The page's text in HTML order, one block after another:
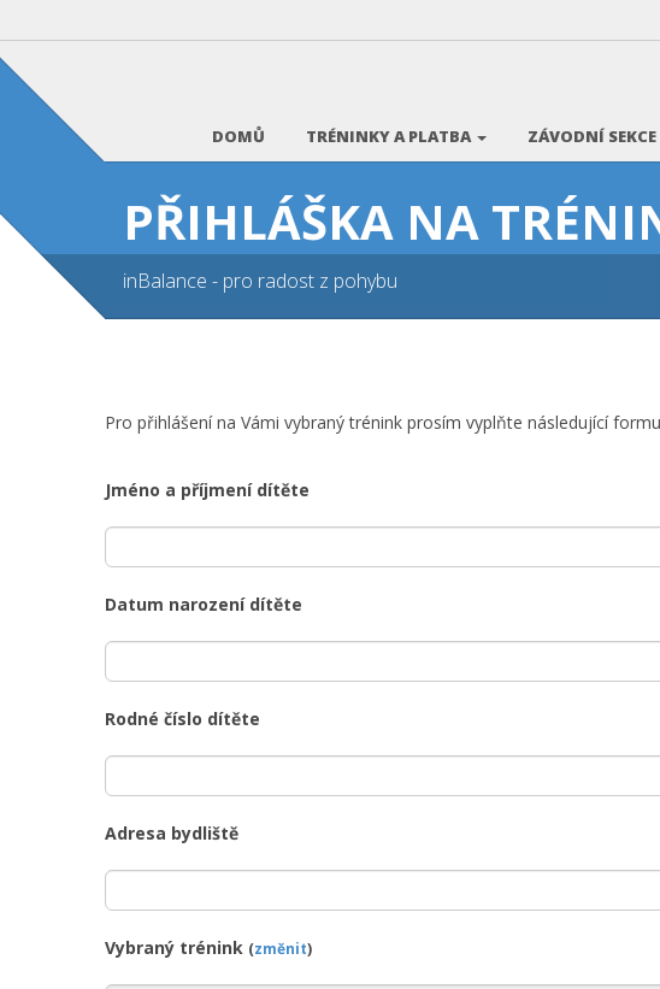
DOMŮ TRÉNINKY A PLATBA ZÁVODNÍ SEKCE
PŘIHLÁŠKA NA
inBalance - pro radost z pohybu
Pro přihlášení na Vámi vybraný trénink prosím vyplňte následující
Jméno a příjmení dítěte
Datum narození dítěte
Rodné číslo dítěte
Adresa bydliště
Vybraný trénink (změnit)